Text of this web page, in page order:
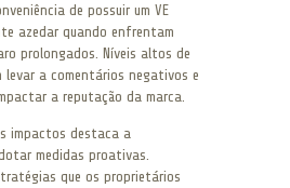
de possuir um VE
azedar quando enfrentam
prolongados. Níveis altos de
levar a comentários negativos e
a reputação da marca.
impactos destaca a
medidas proativas.
que os proprietários